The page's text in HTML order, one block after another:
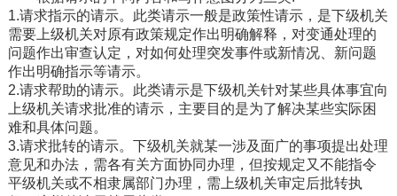
1.请求指示的请示。此类请示一般是政策性请示，是下级机关
需要上级机关对原有政策规定作出明确解释，对变通处理的
问题作出审查认定，对如何处理突发事件或新情况、新问题
作出明确指示等请示。
2.请求帮助的请示。此类请示是下级机关针对某些具体事宜向
上级机关请求批准的请示，主要目的是为了解决某些实际困
难和具体问题。
3.请求批转的请示。下级机关就某一涉及面广的事项提出处理
意见和办法，需各有关方面协同办理，但按规定又不能指令
平级机关或不相隶属部门办理，需上级机关审定后批转执